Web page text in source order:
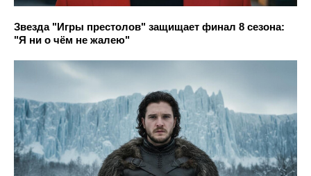
Звезда "Игры престолов" защищает финал 8 сезона:
"Я ни о чём не жалею"